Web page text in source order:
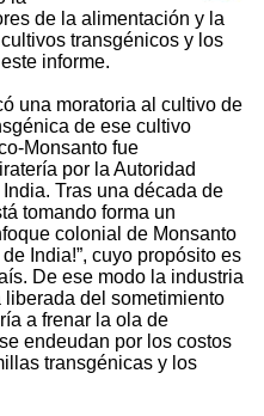
de la alimentación y la
transgénicos y los
informe.
una moratoria al cultivo de
de ese cultivo
Monsanto fue
por la Autoridad
Tras una década de
tomando forma un
colonial de Monsanto
India!”, cuyo propósito es
De ese modo la industria
del sometimiento
a frenar la ola de
endeudan por los costos
transgénicas y los